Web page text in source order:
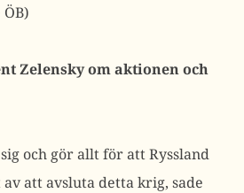
Zelensky om aktionen och
och gör allt för att Ryssland
att avsluta detta krig, sade